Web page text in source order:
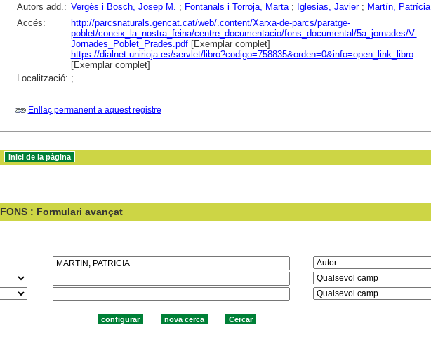
Autors add.: Vergès i Bosch, Josep M. ; Fontanals i Torroja, Marta; Iglesias, Javier; Martín, Patrícia
Accés:
http://parcsnaturals.gencat.cat/web/.content/Xarxa-de-parcs/paratge-
poblet/coneix_la_nostra_feina/centre_documentacio/fons_documental/5a_jornades/V-
Jornades_Poblet_Prades.pdf[Exemplar complet]
https://dialnet.unirioja.es/servlet/libro?codigo=758835&orden=0&info=open_link_libro
[Exemplar complet]
Localització: ;
Enllaç permanent a aquest registre
FONS : Formulari avançat